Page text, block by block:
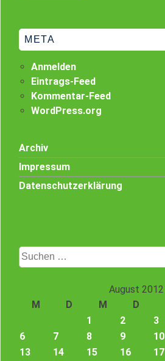
META
Anmelden
Eintrags-Feed
Kommentar-Feed
WordPress.org
Archiv
Impressum
Datenschutzerklärung
Suchen
nach:
August 2012
M
D M D
1
2 3
6
7 8 9 10
13
14 15 16 17